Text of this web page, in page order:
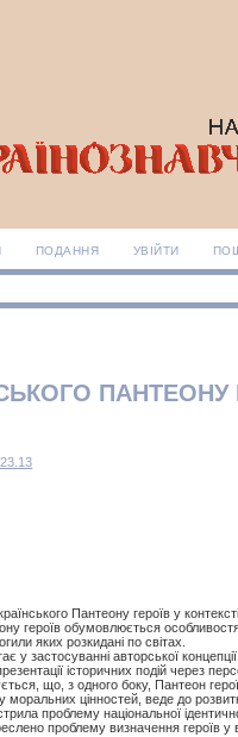
ПОДАННЯ УВІЙТИ
ПАНТЕОНУ
Пантеону героїв у контексті
героїв обумовлюється
яких розкидані по світах.
у застосуванні авторської
історичних подій через
що, з одного боку, Пантеон
цінностей, веде до
проблему національної
проблему визначення